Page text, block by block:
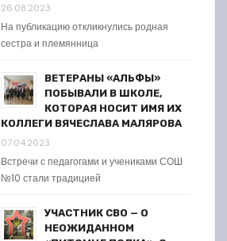
26.08.2023
На публикацию откликнулись родная
сестра и племянница
ВЕТЕРАНЫ «АЛЬФЫ»
ПОБЫВАЛИ В ШКОЛЕ,
КОТОРАЯ НОСИТ ИМЯ ИХ
КОЛЛЕГИ ВЯЧЕСЛАВА МАЛЯРОВА
07.04.2023
Встречи с педагогами и учениками СОШ
№10 стали традицией
УЧАСТНИК СВО — О
НЕОЖИДАННОМ